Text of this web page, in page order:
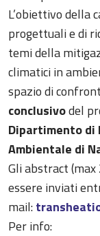
L’obiettivo della
progettuali e di
temi della
climatici in
spazio di
conclusivodel
Dipartimento di
Ambientale di
Gli abstract
essere inviati
mail:
Per info: